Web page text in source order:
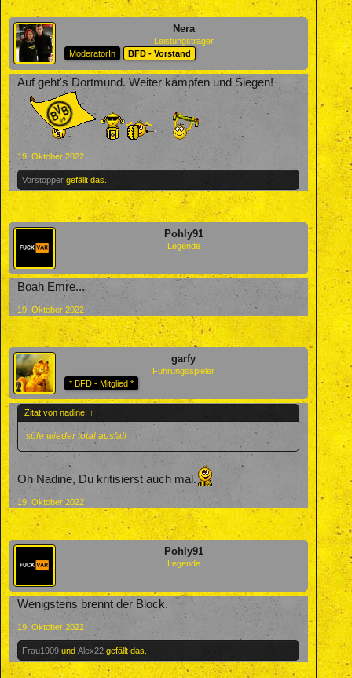
Nera
Leistungsträger
ModeratorIn
BFD - Vorstand
Auf geht's Dortmund. Weiter kämpfen und Siegen!
19. Oktober 2022
Vorstopper gefällt das.
Pohly91
Legende
Boah Emre...
19. Oktober 2022
garfy
Führungsspieler
* BFD - Mitglied *
Zitat von nadine: ↑
süle wieder total ausfall
Oh Nadine, Du kritisierst auch mal.
19. Oktober 2022
Pohly91
Legende
Wenigstens brennt der Block.
19. Oktober 2022
Frau1909 und Alex22 gefällt das.